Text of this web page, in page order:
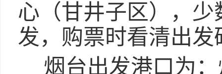
心（甘井子区），
发，购票时看清出发
烟台出发港口为